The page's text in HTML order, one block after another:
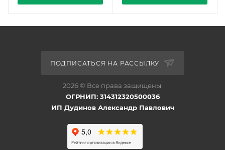
ПОДПИСАТЬСЯ НА РАССЫЛКУ
2026 © Все права защищены.
ОГРНИП: 314312320500036
ИП Дудинов Александр Павлович